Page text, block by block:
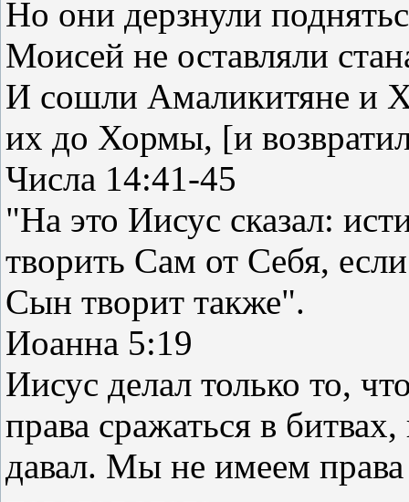
Но они дерзнули
Моисей не оставляли
И сошли Амаликитяне и
их до Хормы, [и
Числа 14:41-45
"На это Иисус сказал:
творить Сам от Себя,
Сын творит также".
Иоанна 5:19
Иисус делал только то,
права сражаться в
давал. Мы не имеем